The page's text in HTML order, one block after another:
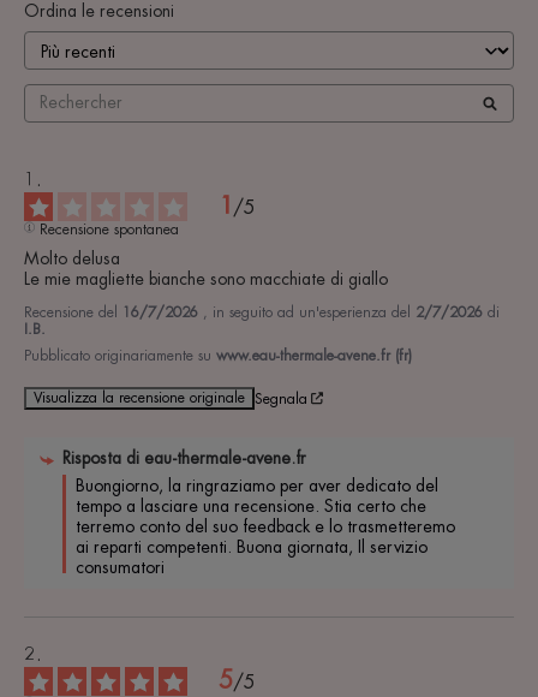
Ordina le recensioni
1 /5
Recensione spontanea
Molto delusa
Le mie magliette bianche sono macchiate di giallo
Recensione del 16/7/2026 , in seguito ad un'esperienza del 2/7/2026 di
I.B.
Pubblicato originariamente su www.eau-thermale-avene.fr (fr)
Visualizza la recensione originale Segnala
Risposta di eau-thermale-avene.fr
Buongiorno, la ringraziamo per aver dedicato del
tempo a lasciare una recensione. Stia certo che
terremo conto del suo feedback e lo trasmetteremo
ai reparti competenti. Buona giornata, Il servizio
consumatori
5/5